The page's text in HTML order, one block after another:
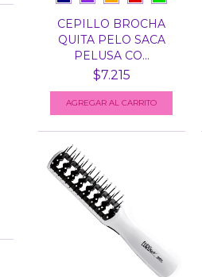
CEPILLO BROCHA
QUITA PELO SACA
PELUSA CO...
$7.215
AGREGAR AL CARRITO